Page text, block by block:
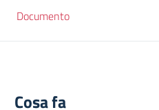
Documento
Cosa fa